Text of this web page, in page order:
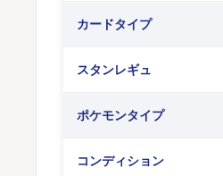
カードタイプ
スタンレギュ
ポケモンタイプ
コンディション